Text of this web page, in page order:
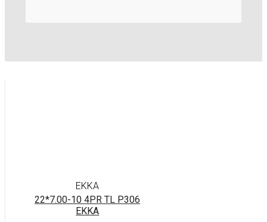
EKKA
22*7.00-10 4PR TL P306
EKKA